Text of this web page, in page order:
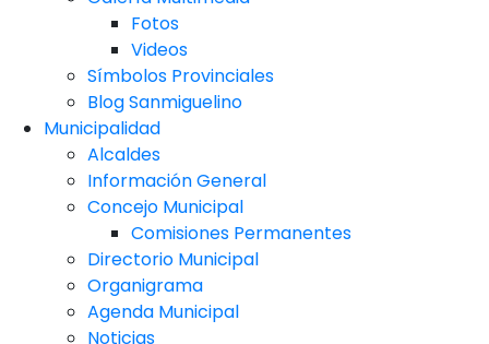
Fotos
Videos
Símbolos Provinciales
Blog Sanmiguelino
Municipalidad
Alcaldes
Información General
Concejo Municipal
Comisiones Permanentes
Directorio Municipal
Organigrama
Agenda Municipal
Noticias